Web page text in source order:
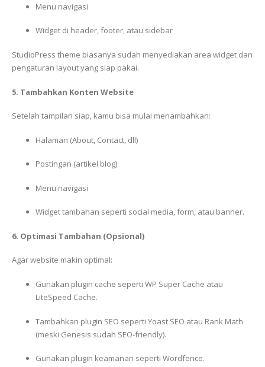
Menu navigasi
Widget di header, footer, atau sidebar
StudioPress theme biasanya sudah menyediakan area widget dan
pengaturan layout yang siap pakai.
5. Tambahkan Konten Website
Setelah tampilan siap, kamu bisa mulai menambahkan:
Halaman (About, Contact, dll)
Postingan (artikel blog)
Menu navigasi
Widget tambahan seperti social media, form, atau banner.
6. Optimasi Tambahan (Opsional)
Agar website makin optimal:
Gunakan plugin cache seperti WP Super Cache atau
LiteSpeed Cache.
Tambahkan plugin SEO seperti Yoast SEO atau Rank Math
(meski Genesis sudah SEO-friendly).
Gunakan plugin keamanan seperti Wordfence.